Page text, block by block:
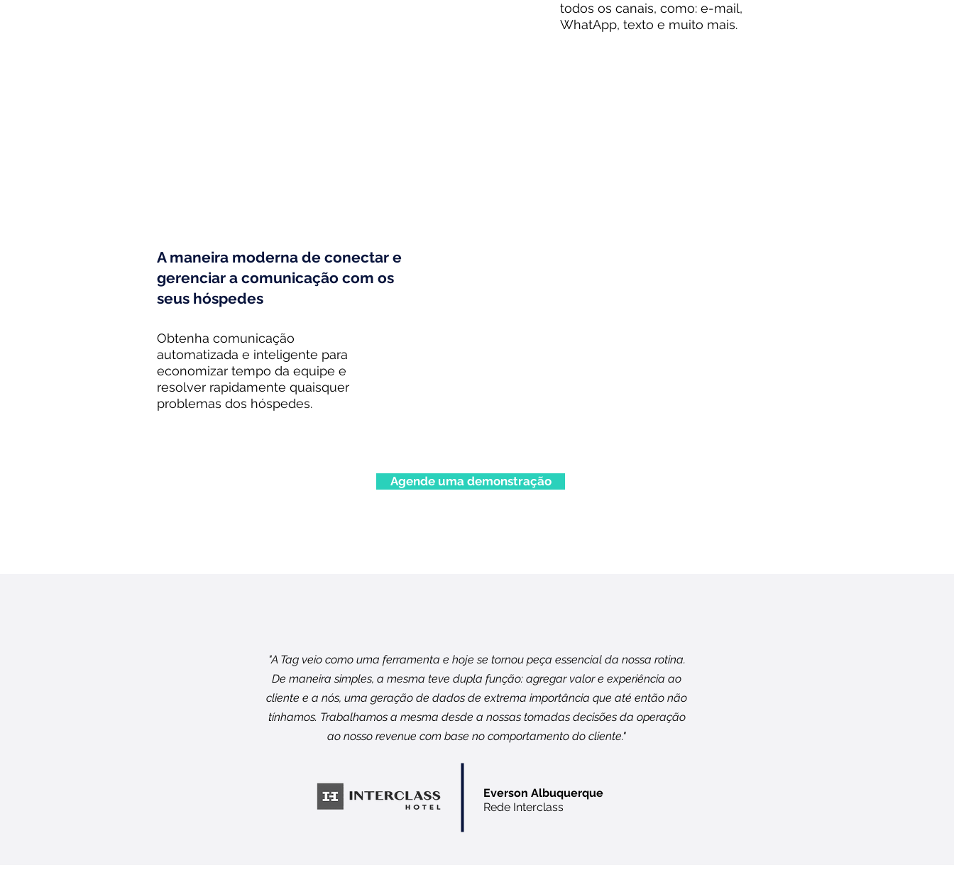
todos os canais, como: e-mail,
WhatApp, texto e muito mais.
A maneira moderna de conectar e
gerenciar a comunicação com os
seus hóspedes
Obtenha comunicação
automatizada e inteligente para
economizar tempo da equipe e
resolver rapidamente quaisquer
problemas dos hóspedes.
Agende uma demonstração
"A Tag veio como uma ferramenta e hoje se tornou peça essencial da nossa rotina.
De maneira simples, a mesma teve dupla função: agregar valor e experiência ao
cliente e a nós, uma geração de dados de extrema importância que até então não
tínhamos. Trabalhamos a mesma desde a nossas tomadas decisões da operação
ao nosso revenue com base no comportamento do cliente."
Everson Albuquerque
Rede Interclass